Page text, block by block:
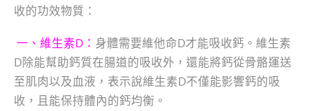
收的功效物質：
一、維生素D： 身體需要維他命D才能吸收鈣。維生素
D除能幫助鈣質在腸道的吸收外，還能將鈣從骨骼運送
至肌肉以及血液，表示說維生素D不僅能影響鈣的吸
收，且能保持體內的鈣均衡。